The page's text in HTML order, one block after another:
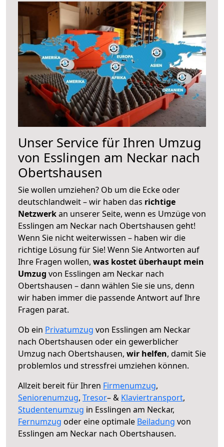
Unser Service für Ihren Umzug
von Esslingen am Neckar nach
Obertshausen
Sie wollen umziehen? Ob um die Ecke oder
deutschlandweit – wir haben das richtige
Netzwerkan unserer Seite, wenn es Umzüge von
Esslingen am Neckar nach Obertshausen geht!
Wenn Sie nicht weiterwissen – haben wir die
richtige Lösung für Sie! Wenn Sie Antworten auf
Ihre Fragen wollen, was kostet überhaupt mein
Umzug von Esslingen am Neckar nach
Obertshausen – dann wählen Sie sie uns, denn
wir haben immer die passende Antwort auf Ihre
Fragen parat.
Ob ein Privatumzug von Esslingen am Neckar
nach Obertshausen oder ein gewerblicher
Umzug nach Obertshausen, wir helfen, damit Sie
problemlos und stressfrei umziehen können.
Allzeit bereit für Ihren Firmenumzug,
Seniorenumzug, Tresor– & Klaviertransport,
Studentenumzug in Esslingen am Neckar,
Fernumzug oder eine optimale Beiladung von
Esslingen am Neckar nach Obertshausen.